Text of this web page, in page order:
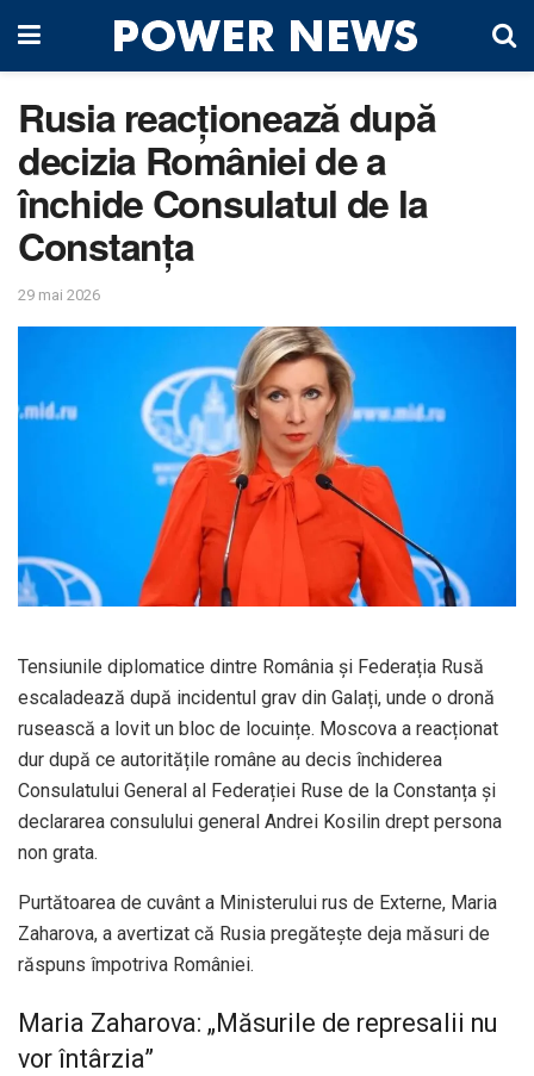
Rusia reacționează după
decizia României de a
închide Consulatul de la
Constanța
29 mai 2026
Tensiunile diplomatice dintre România și Federația Rusă
escaladează după incidentul grav din Galați, unde o dronă
rusească a lovit un bloc de locuințe. Moscova a reacționat
dur după ce autoritățile române au decis închiderea
Consulatului General al Federației Ruse de la Constanța și
declararea consulului general Andrei Kosilin drept persona
non grata.
Purtătoarea de cuvânt a Ministerului rus de Externe, Maria
Zaharova, a avertizat că Rusia pregătește deja măsuri de
răspuns împotriva României.
Maria Zaharova: „Măsurile de represalii nu
vor întârzia”